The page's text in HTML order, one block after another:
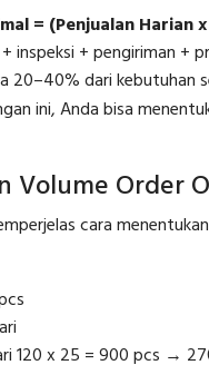
= (Penjualan Harian
inspeksi + pengiriman +
20–40% dari kebutuhan
ini, Anda bisa
Volume Order
cara menentukan
120 x 25 = 900 pcs →